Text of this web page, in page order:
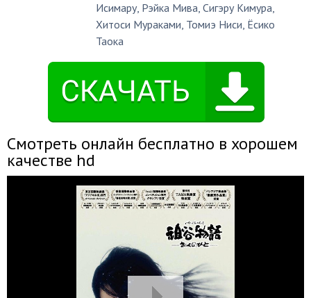
Исимару, Рэйка Мива,Сигэру Кимура,
Хитоси Мураками, Томиэ Ниси, Ёсико
Таока
Смотреть онлайн бесплатно в хорошем
качестве hd